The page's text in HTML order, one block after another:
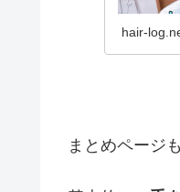
hair-
まとめページ